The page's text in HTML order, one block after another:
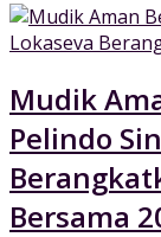
Mudik
Pelindo
Bersama